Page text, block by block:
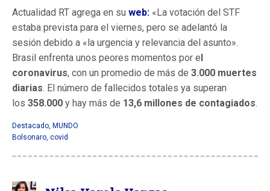
Actualidad RT agrega en su web: «La votación del STF
estaba prevista para el viernes, pero se adelantó la
sesión debido a «la urgencia y relevancia del asunto».
Brasil enfrenta unos peores momentos por el
coronavirus, con un promedio de más de 3.000 muertes
diarias. El número de fallecidos totales ya superan
los 358.000 y hay más de 13,6 millones de contagiados.
Destacado, MUNDO
Bolsonaro, covid